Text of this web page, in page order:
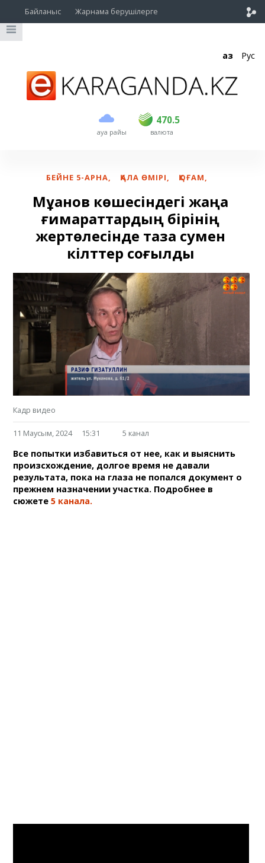
Байланыс Жарнама берушілерге
Қаз Рус
ауа райы
470.5
USD 469 470.5
EUR валюта
БЕЙНЕ 5-АРНА, ҚАЛА ӨМІРІ, ҚОҒАМ,
Мұқанов көшесіндегі жаңа
ғимараттардың бірінің
жертөлесінде таза сумен
кілттер соғылды
Кадр видео
11 Маусым, 2024 15:31 5 канал
Все попытки избавиться от нее, как и выяснить
произсхождение, долгое время не давали
результата, пока на глаза не попался документ о
прежнем назначении участка. Подробнее в
сюжете5 канала.